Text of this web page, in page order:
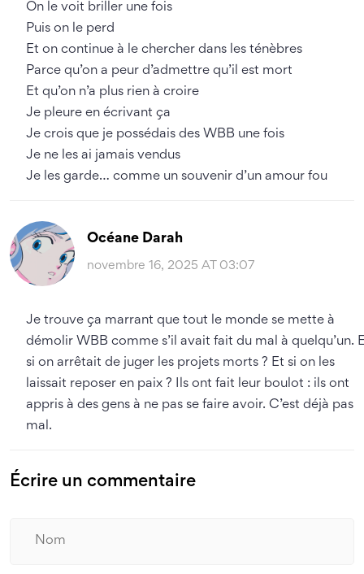
On le voit briller une fois
Puis on le perd
Et on continue à le chercher dans les ténèbres
Parce qu’on a peur d’admettre qu’il est mort
Et qu’on n’a plus rien à croire
Je pleure en écrivant ça
Je crois que je possédais des WBB une fois
Je ne les ai jamais vendus
Je les garde… comme un souvenir d’un amour fou
Océane Darah
novembre 16, 2025 AT 03:07
Je trouve ça marrant que tout le monde se mette à
démolir WBB comme s’il avait fait du mal à quelqu’un.
si on arrêtait de juger les projets morts ? Et si on les
laissait reposer en paix ? Ils ont fait leur boulot : ils ont
appris à des gens à ne pas se faire avoir. C’est déjà pas
mal.
Écrire un commentaire